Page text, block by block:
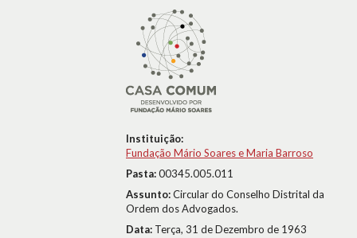
Instituição:
Fundação Mário Soares e Maria Barroso
Pasta:00345.005.011
Assunto:Circular do Conselho Distrital da
Ordem dos Advogados.
Data: Terça, 31 de Dezembro de 1963